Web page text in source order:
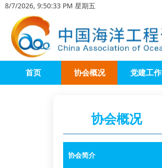
8/7/2026, 9:50:33 PM 星期五
首页 协会概况 党建工作
协会概况
协会简介